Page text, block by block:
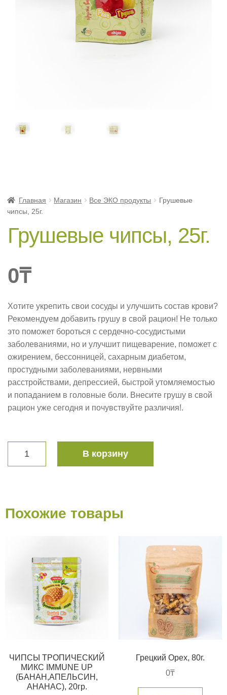
Главная Магазин Все ЭКО продукты
Грушевые
чипсы, 25г.
Грушевые чипсы, 25г.
0₸
Хотите укрепить свои сосуды и улучшить состав крови?
Рекомендуем добавить грушу в свой рацион! Не только
это поможет бороться с сердечно-сосудистыми
заболеваниями, но и улучшит пищеварение, поможет с
ожирением, бессонницей, сахарным диабетом,
простудными заболеваниями, нервными
расстройствами, депрессией, быстрой утомляемостью
и попаданием в головные боли. Внесите грушу в свой
рацион уже сегодня и почувствуйте различия!.
В корзину
Похожие товары
ЧИПСЫ ТРОПИЧЕСКИЙ
МИКС IMMUNE UP
(БАНАН,АПЕЛЬСИН,
АНАНАС), 20гр.
Грецкий Орех, 80г.
0₸